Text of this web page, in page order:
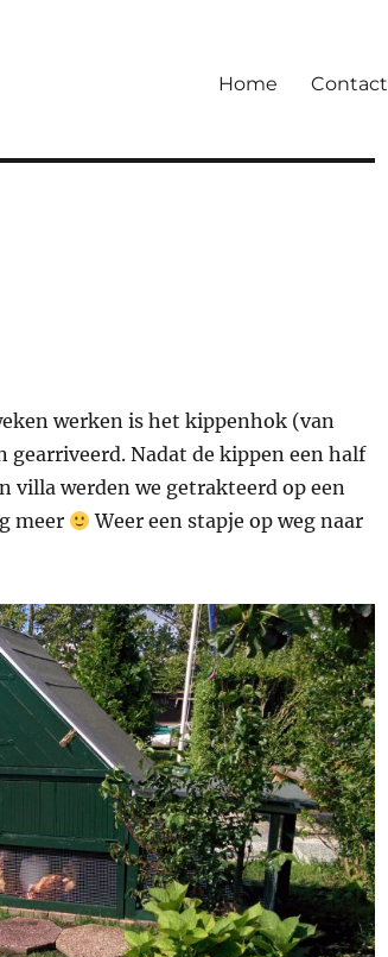
Home Contact
werken is het kippenhok (van
Nadat de kippen een half
villa werden we getrakteerd op een
meer
Weer een stapje op weg naar